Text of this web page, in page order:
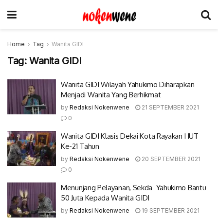
Home Tag Wanita GIDI
Tag: Wanita GIDI
Wanita GIDI Wilayah Yahukimo Diharapkan
Menjadi Wanita Yang Berhikmat
by Redaksi Nokenwene
21 SEPTEMBER 2021
0
Wanita GIDI Klasis Dekai Kota Rayakan HUT
Ke-21 Tahun
by Redaksi Nokenwene
20 SEPTEMBER 2021
0
Menunjang Pelayanan, Sekda Yahukimo Bantu
50 Juta Kepada Wanita GIDI
by Redaksi Nokenwene
19 SEPTEMBER 2021